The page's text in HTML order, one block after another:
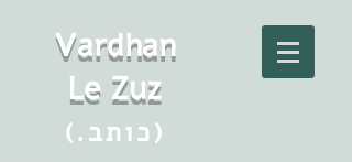
Vardhan
Le Zuz
(.כותב)